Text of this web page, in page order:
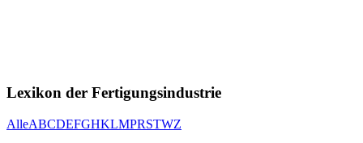
Lexikon der Fertigungs­industrie
AlleABCDEFGHKLMPRSTWZ